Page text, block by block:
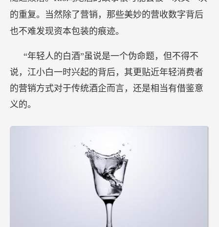
的重复。当然除了营销，那些美妙的营收数字背后
也不难发现资本包装的痕迹。
“年轻人的白酒”虽说是一个伪命题，但不得不
说，江小白一时兴起的背后，其更贴近年轻消费者
的营销方式对于传统酒企而言，还是相当有借鉴意
义的。